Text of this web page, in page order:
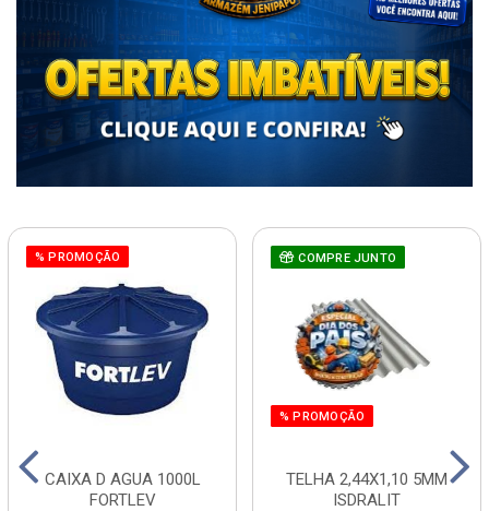
% PROMOÇÃO
CAIXA D AGUA 1000L
FORTLEV
COMPRE JUNTO
% PROMOÇÃO
TELHA 2,44X1,10 5MM
ISDRALIT